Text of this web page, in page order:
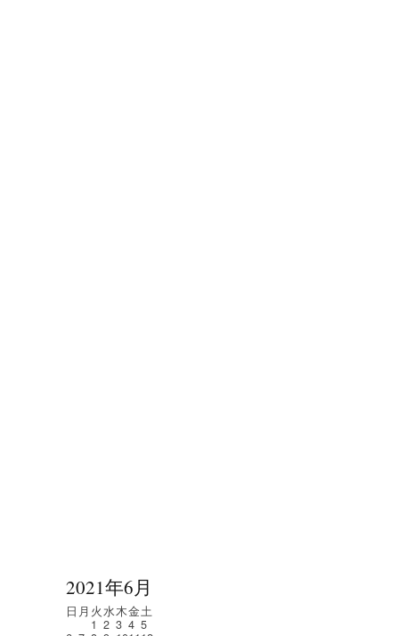
2021年6月
日 月 火水木金土
1 2 3 4 5